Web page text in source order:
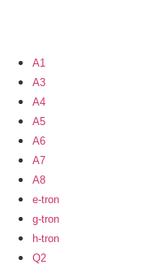
A1
A3
A4
A5
A6
A7
A8
e-tron
g-tron
h-tron
Q2